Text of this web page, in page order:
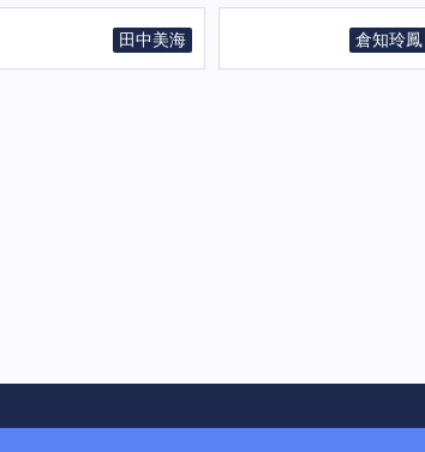
田中美海 倉知玲鳳